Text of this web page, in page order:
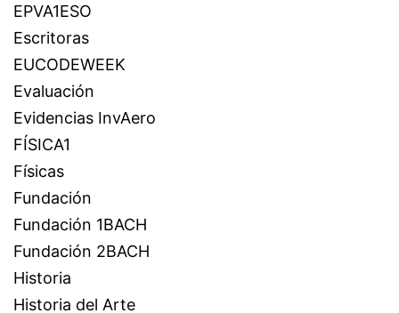
EPVA1ESO
Escritoras
EUCODEWEEK
Evaluación
Evidencias InvAero
FÍSICA1
Físicas
Fundación
Fundación 1BACH
Fundación 2BACH
Historia
Historia del Arte